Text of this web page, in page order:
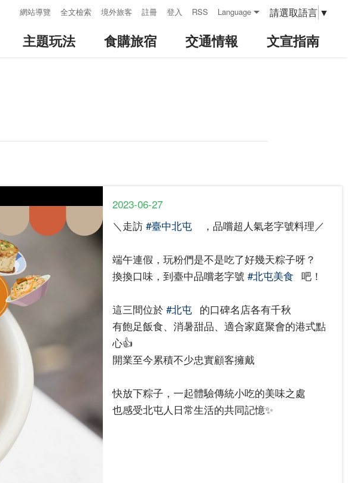
網站導覽 全文檢索 境外旅客 註冊 登入 RSS Language 請選取語言 ▼
主題玩法 食購旅宿 交通情報 文宣指南
2023-06-27
＼走訪#臺中北屯 ​ ，品嚐超人氣老字號料理／
端午連假，玩粉們是不是吃了好幾天粽子呀？
換換口味，到臺中品嚐老字號#北屯美食 吧！
這三間位於#北屯 的口碑名店各有千秋
有飽足飯食、消暑甜品、適合家庭聚會的港式點
心👍
開業至今累積不少忠實顧客擁戴
快放下粽子，一起體驗傳統小吃的美味之處
也感受北屯人日常生活的共同記憶✨